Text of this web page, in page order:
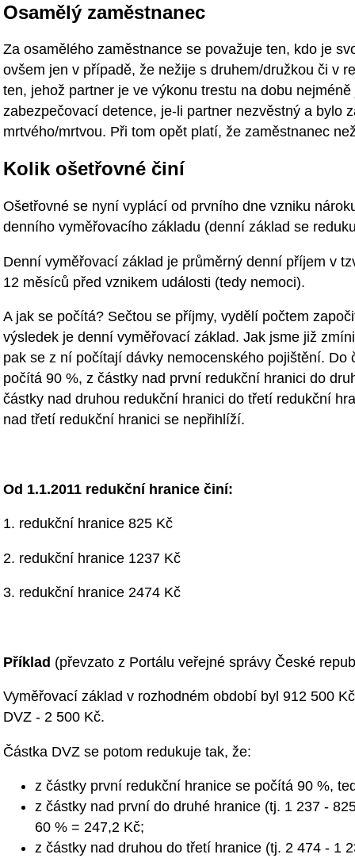
Osamělý zaměstnanec
Za osamělého zaměstnance se považuje ten, kdo je
ovšem jen v případě, že nežije s druhem/družkou či v
ten, jehož partner je ve výkonu trestu na dobu
zabezpečovací detence, je-li partner nezvěstný a bylo
mrtvého/mrtvou. Při tom opět platí, že zaměstnanec
Kolik ošetřovné činí
Ošetřovné se nyní vyplácí od prvního dne vzniku
denního vyměřovacího základu (denní základ se
Denní vyměřovací základ je průměrný denní příjem v
12 měsíců před vznikem události (tedy nemoci).
A jak se počítá? Sečtou se příjmy, vydělí počtem
výsledek je denní vyměřovací základ. Jak jsme již
pak se z ní počítají dávky nemocenského pojištění. Do
počítá 90 %, z částky nad první redukční hranici do
částky nad druhou redukční hranici do třetí redukční
nad třetí redukční hranici se nepřihlíží.
Od 1.1.2011 redukční hranice činí:
1. redukční hranice 825 Kč
2. redukční hranice 1237 Kč
3. redukční hranice 2474 Kč
Příklad (převzato z Portálu veřejné správy České
Vyměřovací základ v rozhodném období byl 912 500
DVZ - 2 500 Kč.
Částka DVZ se potom redukuje tak, že:
z částky první redukční hranice se počítá 90 %,
z částky nad první do druhé hranice (tj. 1 237 -
60 % = 247,2 Kč;
z částky nad druhou do třetí hranice (tj. 2 474 - 1